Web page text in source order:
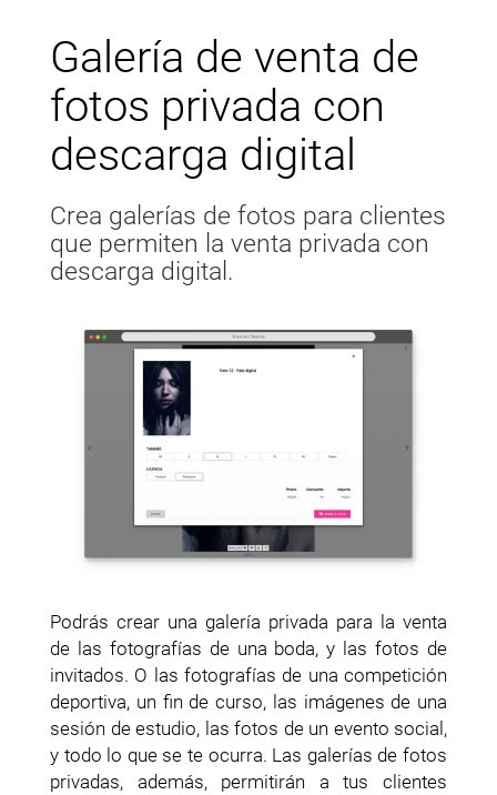
Galería de venta de
fotos privada con
descarga digital
Crea galerías de fotos para clientes
que permiten la venta privada con
descarga digital.
Podrás crear una galería privada para la venta
de las fotografías de una boda, y las fotos de
invitados. O las fotografías de una competición
deportiva, un fin de curso, las imágenes de una
sesión de estudio, las fotos de un evento social,
y todo lo que se te ocurra. Las galerías de fotos
privadas, además, permitirán a tus clientes